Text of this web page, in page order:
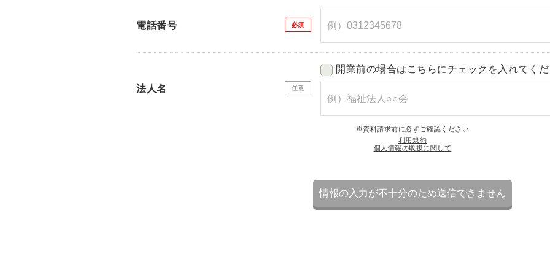
電話番号
法人名
開業前の場合はこちらにチェックを入れてく
※資料請求前に必ずご確認ください
利用規約
個人情報の取扱に関して